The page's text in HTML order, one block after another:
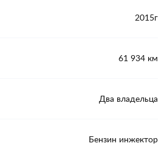
2015г
61 934 км
Два владельца
Бензин инжектор